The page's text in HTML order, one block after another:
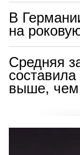
В
на
Средняя
выше, чем